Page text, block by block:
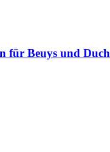
für Beuys und